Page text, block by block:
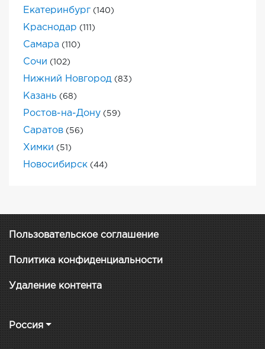
Екатеринбург (140)
Краснодар (111)
Самара (110)
Сочи (102)
Нижний Новгород (83)
Казань (68)
Ростов-на-Дону (59)
Саратов (56)
Химки (51)
Новосибирск (44)
Пользовательское соглашение
Политика конфиденциальности
Удаление контента
Россия